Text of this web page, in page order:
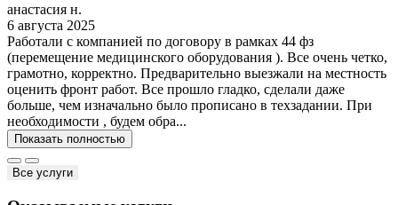
анастасия н.
6 августа 2025
Работали с компанией по договору в рамках 44 фз
(перемещение медицинского оборудования ). Все очень четко,
грамотно, корректно. Предварительно выезжали на местность
оценить фронт работ. Все прошло гладко, сделали даже
больше, чем изначально было прописано в техзадании. При
необходимости , будем обра...
Показать полностью
Все услуги